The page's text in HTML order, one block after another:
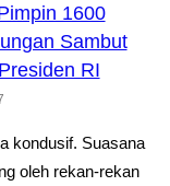
1600
Sambut
RI
kondusif. Suasana
oleh rekan-rekan